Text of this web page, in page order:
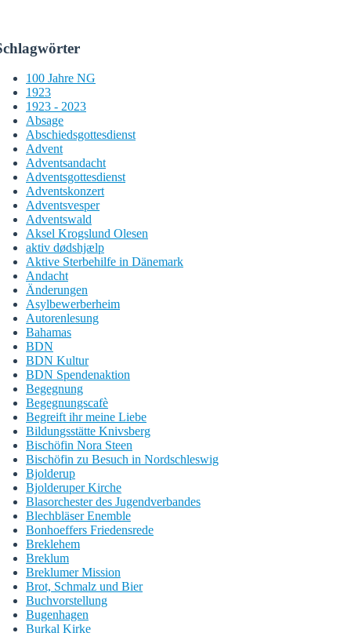
100 Jahre NG
1923
1923 - 2023
Absage
Abschiedsgottesdienst
Advent
Adventsandacht
Adventsgottesdienst
Adventskonzert
Adventsvesper
Adventswald
Aksel Krogslund Olesen
aktiv dødshjælp
Aktive Sterbehilfe in Dänemark
Andacht
Änderungen
Asylbewerberheim
Autorenlesung
Bahamas
BDN
BDN Kultur
BDN Spendenaktion
Begegnung
Begegnungscafè
Begreift ihr meine Liebe
Bildungsstätte Knivsberg
Bischöfin Nora Steen
Bischöfin zu Besuch in Nordschleswig
Bjolderup
Bjolderuper Kirche
Blasorchester des Jugendverbandes
Blechbläser Enemble
Bonhoeffers Friedensrede
Breklehem
Breklum
Breklumer Mission
Brot, Schmalz und Bier
Buchvorstellung
Bugenhagen
Burkal Kirke